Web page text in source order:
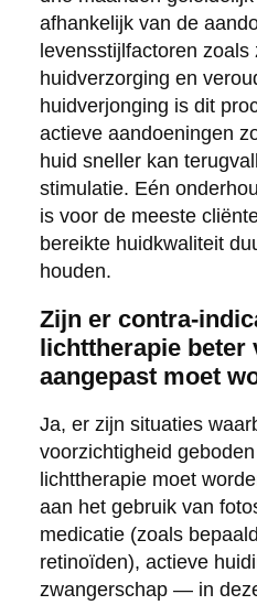
afhankelijk van de
levensstijlfactoren
huidverzorging en
huidverjonging is dit
actieve aandoeningen
huid sneller kan
stimulatie. Eén
is voor de meeste
bereikte huidkwaliteit
houden.
Zijn er contra-
lichttherapie beter
aangepast moet
Ja, er zijn situaties
voorzichtigheid
lichttherapie moet
aan het gebruik van
medicatie (zoals
retinoïden), actieve
zwangerschap — in